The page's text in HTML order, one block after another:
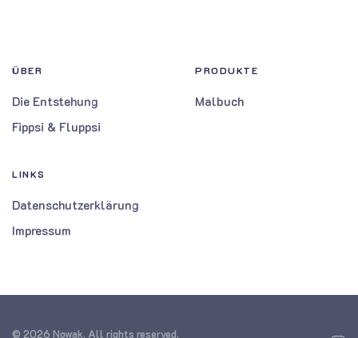
ÜBER
Die Entstehung
Fippsi & Fluppsi
PRODUKTE
Malbuch
LINKS
Datenschutzerklärung
Impressum
© 2026 Nowak. All rights reserved.